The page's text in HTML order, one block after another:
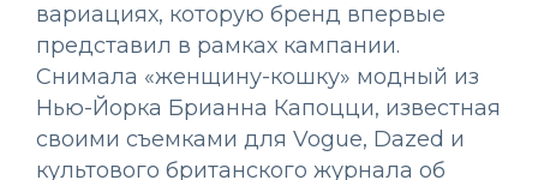
вариациях, которую бренд впервые
представил в рамках кампании.
Снимала «женщину-кошку» модный из
Нью-Йорка Брианна Капоцци, известная
своими съемками для Vogue, Dazed и
культового британского журнала об